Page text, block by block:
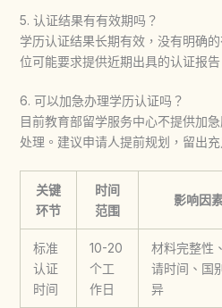
5. 认证结果有有效期吗？
学历认证结果长期有效，没有明确
位可能要求提供近期出具的认证报告
6. 可以加急办理学历认证吗？
目前教育部留学服务中心不提供加
处理。建议申请人提前规划，留出充
关键
环节
时间
范围
影响因
标准
认证
时间
10-20
个工
作日
材料完整性
请时间、国
异